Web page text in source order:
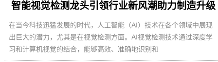
智能视觉检测龙头引领行业新风潮助力制造升级
在当今科技迅猛发展的时代，人工智能（AI）技术在各个领域中展现
出巨大的潜力，尤其是在视觉检测方面。AI视觉检测技术通过深度学
习和计算机视觉的结合，能够高效、准确地识别和